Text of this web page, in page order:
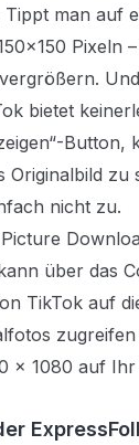
man auf
Pixeln
bietet
Button,
Originalbild zu
nicht zu.
über das
TikTok auf
x 1080 auf Ihr